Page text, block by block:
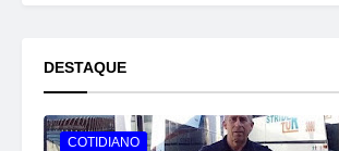
DESTAQUE
COTIDIANO